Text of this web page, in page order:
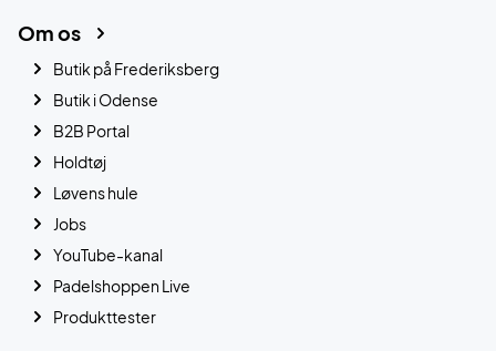
Om os
Butik på Frederiksberg
Butik i Odense
B2B Portal
Holdtøj
Løvens hule
Jobs
YouTube-kanal
Padelshoppen Live
Produkttester